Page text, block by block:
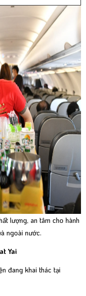
lượng, an tâm cho hành
ngoài nước.
Yai
đang khai thác tại